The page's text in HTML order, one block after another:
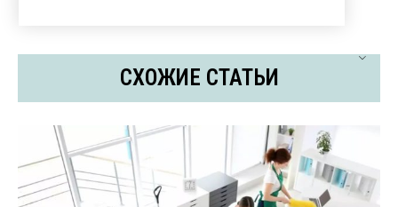
СХОЖИЕ СТАТЬИ